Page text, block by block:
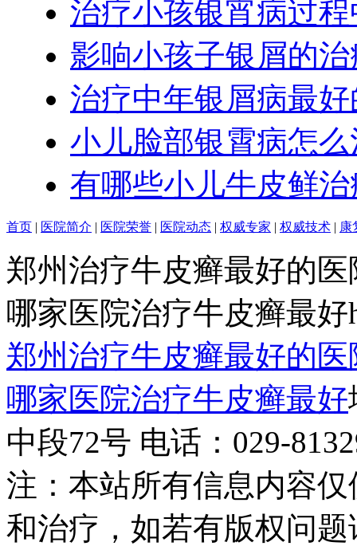
治疗小孩银宵病过
影响小孩子银屑的
治疗中年银屑病最
小儿脸部银霄病怎么
有哪些小儿牛皮鲜
首页 | 医院简介 | 医院荣誉 | 医院动态 | 权威专家 | 权威技术 | 康
郑州治疗牛皮癣最好的
哪家医院治疗牛皮癣最好
郑州治疗牛皮癣最好的
哪家医院治疗牛皮癣最好
中段72号 电话：029-
注：本站所有信息内容
和治疗，如若有版权问